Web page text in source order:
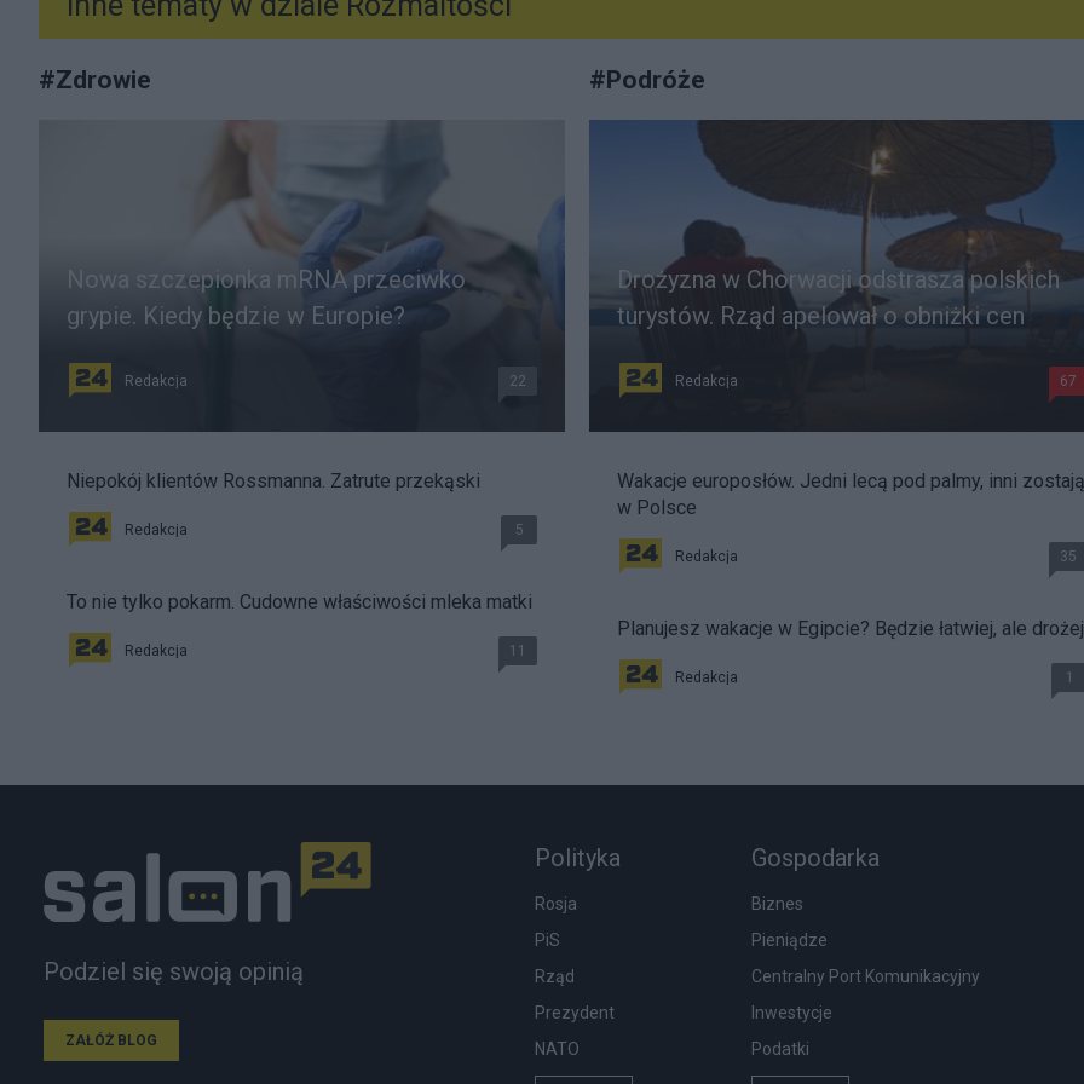
#Zdrowie
Nowa szczepionka mRNA przeciwko
grypie. Kiedy będzie w Europie?
Redakcja 22
Niepokój klientów Rossmanna. Zatrute przekąski
Redakcja 5
To nie tylko pokarm. Cudowne właściwości mleka matki
Redakcja 11
#Podróże
Drożyzna w Chorwacji odstrasza polskich
turystów. Rząd apelował o obniżki cen
Redakcja 67
Wakacje europosłów. Jedni lecą pod palmy, inni zostają
w Polsce
Redakcja 35
Planujesz wakacje w Egipcie? Będzie łatwiej, ale drożej
Redakcja 1
Podziel się swoją opinią
ZAŁÓŻ BLOG
Polityka
Rosja
PiS
Rząd
Prezydent
NATO
Gospodarka
Biznes
Pieniądze
Centralny Port Komunikacyjny
Inwestycje
Podatki